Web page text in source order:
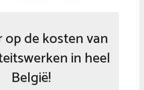
op de kosten van
in heel
België!